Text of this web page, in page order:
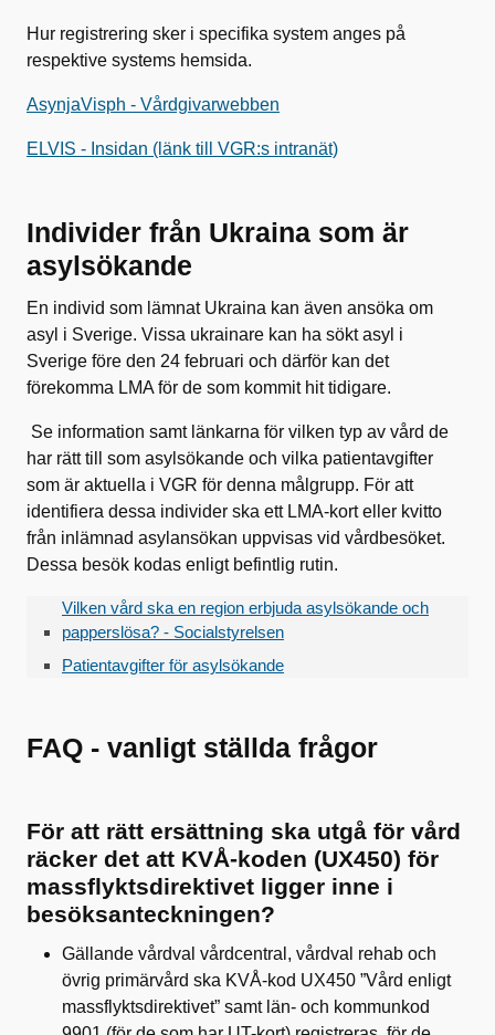
Hur registrering sker i specifika system anges på
respektive systems hemsida.
AsynjaVisph - Vårdgivarwebben
ELVIS - Insidan (länk till VGR:s intranät)
Individer från Ukraina som är
asylsökande
En individ som lämnat Ukraina kan även ansöka om
asyl i Sverige. Vissa ukrainare kan ha sökt asyl i
Sverige före den 24 februari och därför kan det
förekomma LMA för de som kommit hit tidigare.
Se information samt länkarna för vilken typ av vård de
har rätt till som asylsökande och vilka patientavgifter
som är aktuella i VGR för denna målgrupp. För att
identifiera dessa individer ska ett LMA-kort eller kvitto
från inlämnad asylansökan uppvisas vid vårdbesöket.
Dessa besök kodas enligt befintlig rutin.
Vilken vård ska en region erbjuda asylsökande och
papperslösa? - Socialstyrelsen
Patientavgifter för asylsökande
FAQ - vanligt ställda frågor
För att rätt ersättning ska utgå för vård
räcker det att KVÅ-koden (UX450) för
massflyktsdirektivet ligger inne i
besöksanteckningen?
Gällande vårdval vårdcentral, vårdval rehab och
övrig primärvård ska KVÅ-kod UX450 ”Vård enligt
massflyktsdirektivet” samt län- och kommunkod